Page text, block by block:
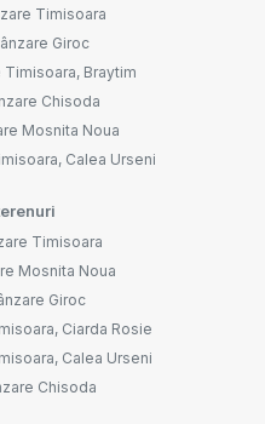
Timisoara
Giroc
Braytim
Chisoda
Mosnita Noua
Calea Urseni
Timisoara
Mosnita Noua
Giroc
Ciarda Rosie
Calea Urseni
Chisoda